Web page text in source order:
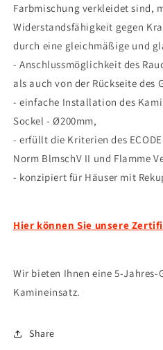
Farbmischung verkleidet sind,
Widerstandsfähigkeit gegen
durch eine gleichmäßige und
- Anschlussmöglichkeit des
als auch von der Rückseite des
- einfache Installation des
Sockel - Ø200mm,
- erfüllt die Kriterien des
Norm BlmschV II und Flamme
- konzipiert für Häuser mit
Hier können Sie unsere
Wir bieten Ihnen eine 5-Jahres-
Kamineinsatz.
Share